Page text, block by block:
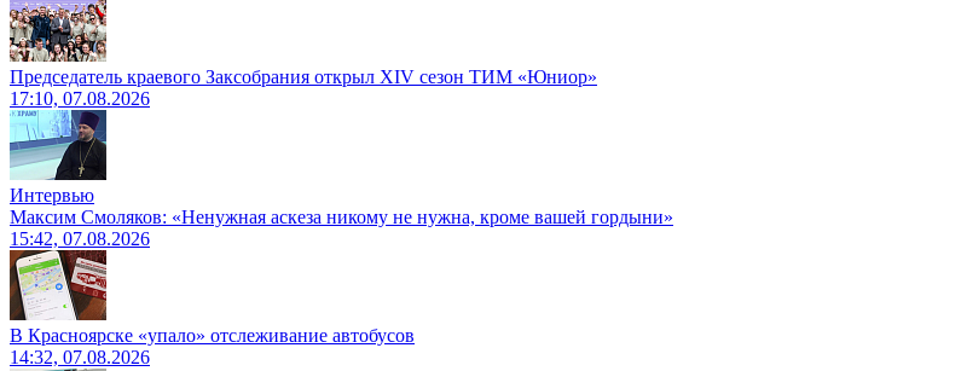
Председатель краевого Заксобрания открыл XIV сезон ТИМ «Юниор»
17:10, 07.08.2026
Интервью
Максим Смоляков: «Ненужная аскеза никому не нужна, кроме вашей гордыни»
15:42, 07.08.2026
В Красноярске «упало» отслеживание автобусов
14:32, 07.08.2026